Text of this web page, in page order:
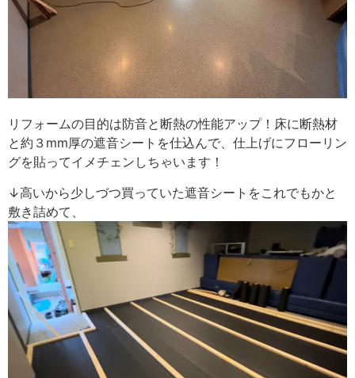
リフォームの目的は防音と断熱の性能アップ！床に断熱材
と約３mm厚の遮音シートを仕込んで、仕上げにフローリン
グを貼ってイメチェンしちゃいます！
↓高いから少しづつ買っていた遮音シートをこれでもかと
敷き詰めて、